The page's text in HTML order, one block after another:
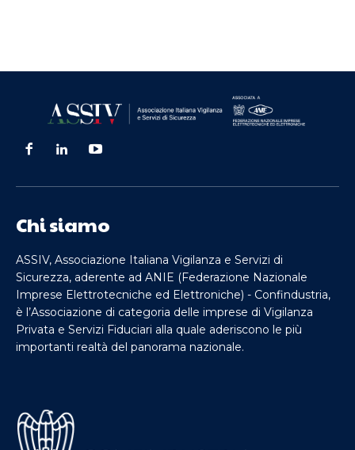
Chi siamo
ASSIV, Associazione Italiana Vigilanza e Servizi di
Sicurezza, aderente ad ANIE (Federazione Nazionale
Imprese Elettrotecniche ed Elettroniche) - Confindustria,
è l’Associazione di categoria delle imprese di Vigilanza
Privata e Servizi Fiduciari alla quale aderiscono le più
importanti realtà del panorama nazionale.